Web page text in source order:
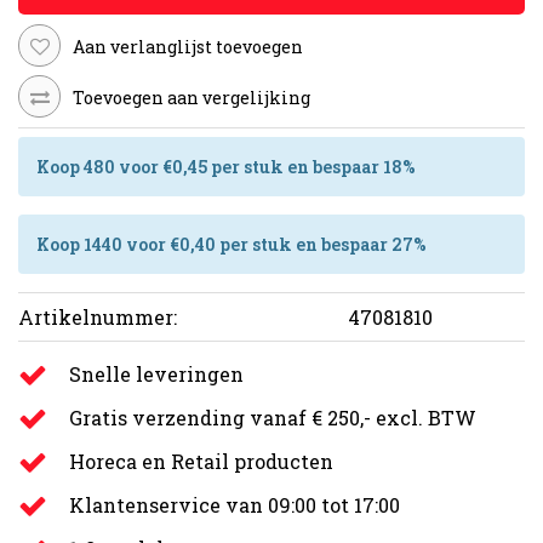
Aan verlanglijst toevoegen
Toevoegen aan vergelijking
Koop 480 voor €0,45 per stuk en bespaar 18%
Koop 1440 voor €0,40 per stuk en bespaar 27%
Artikelnummer: 47081810
Snelle leveringen
Gratis verzending vanaf € 250,- excl. BTW
Horeca en Retail producten
Klantenservice van 09:00 tot 17:00